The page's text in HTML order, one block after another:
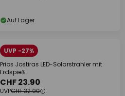
Auf Lager
UVP -27%
Prios Jostiras LED-Solarstrahler mit
Erdspieß
CHF 23.90
UVPCHF 32.90